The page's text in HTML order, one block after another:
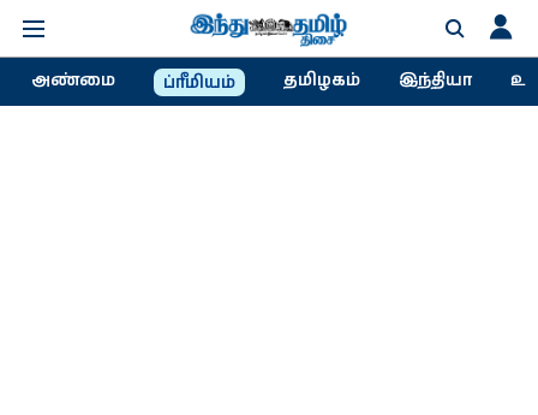
அண்மை ப்ரீமியம் தமிழகம் இந்தியா